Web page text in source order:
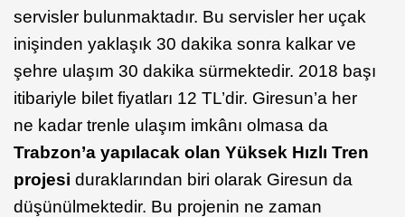
servisler bulunmaktadır. Bu servisler her uçak
inişinden yaklaşık 30 dakika sonra kalkar ve
şehre ulaşım 30 dakika sürmektedir. 2018 başı
itibariyle bilet fiyatları 12 TL’dir. Giresun’a her
ne kadar trenle ulaşım imkânı olmasa da
Trabzon’a yapılacak olan Yüksek Hızlı Tren
projesi duraklarından biri olarak Giresun da
düşünülmektedir. Bu projenin ne zaman